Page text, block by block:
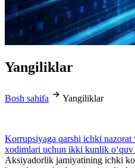
Yangiliklar
Bosh sahifa Yangiliklar
Korrupsiyaga qarshi ichki nazorat
xodimlari uchun ikki kunlik o‘quv
Aksiyadorlik jamiyatining ichki